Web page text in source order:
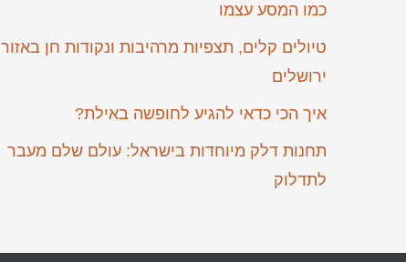
כמו המסע עצמו
טיולים קלים, תצפיות מרהיבות ונקודות חן באזור
ירושלים
איך הכי כדאי להגיע לחופשה באילת?
תחנות דלק מיוחדות בישראל: עולם שלם מעבר
לתדלוק